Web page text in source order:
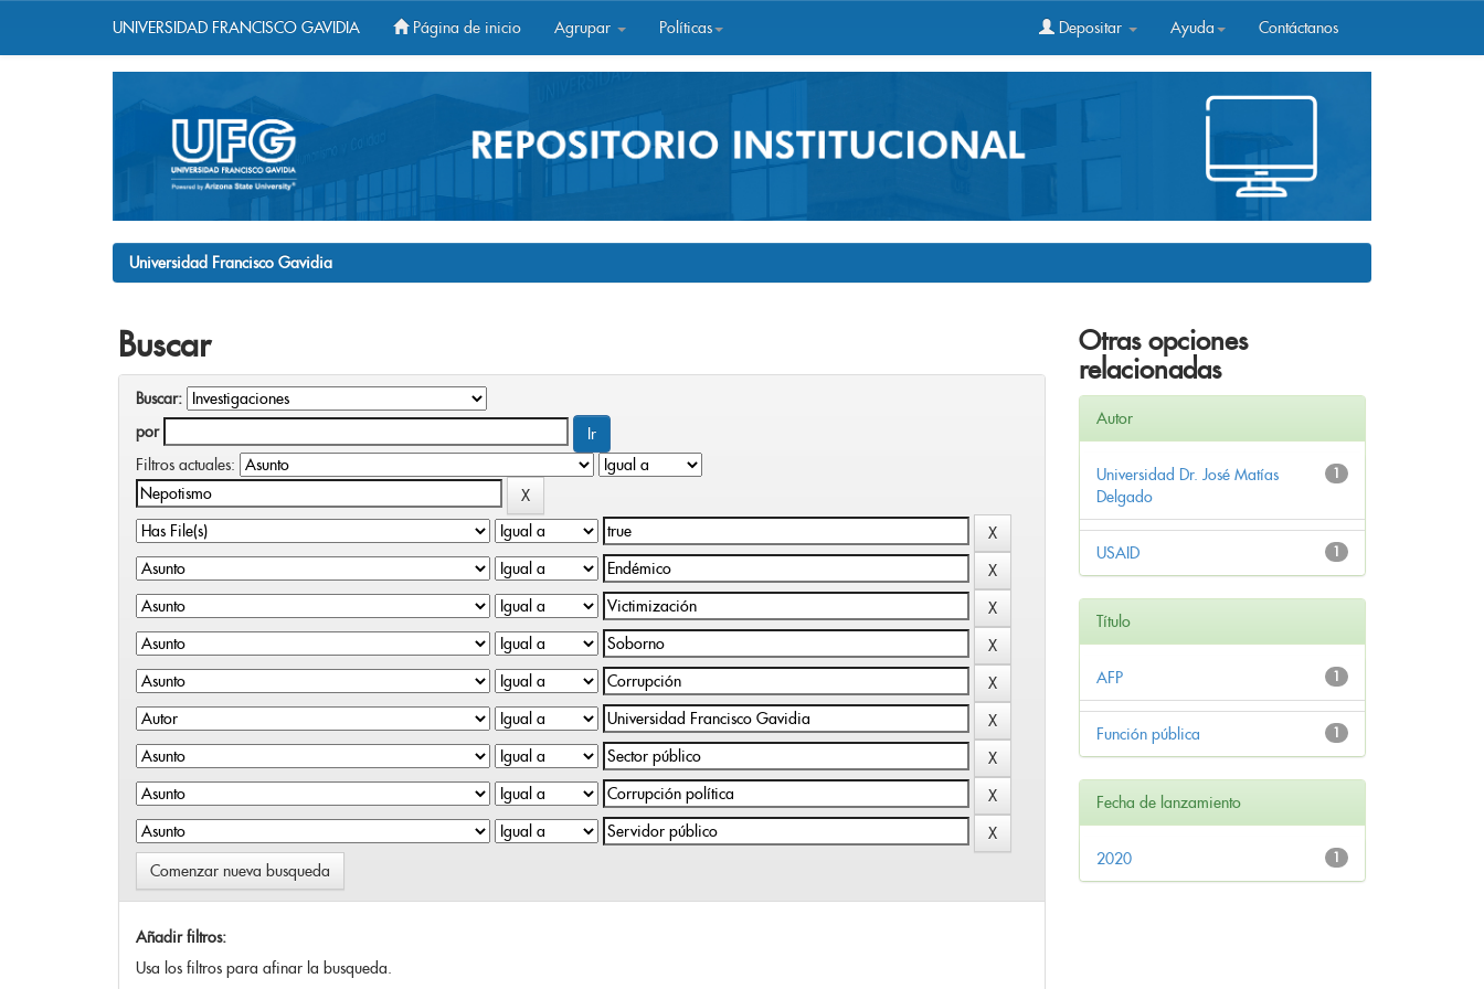
UNIVERSIDAD FRANCISCO GAVIDIA Página de inicio Agrupar Políticas Depositar Ayuda Contáctanos
Universidad Francisco Gavidia
Buscar
Buscar:
por
Filtros actuales:
Comenzar nueva busqueda
Añadir filtros:
Usa los filtros para afinar la busqueda.
Otras opciones
relacionadas
Autor
1
Universidad Dr. José Matías
Delgado
1
USAID
Título
1
AFP
1
Función pública
Fecha de lanzamiento
1
2020